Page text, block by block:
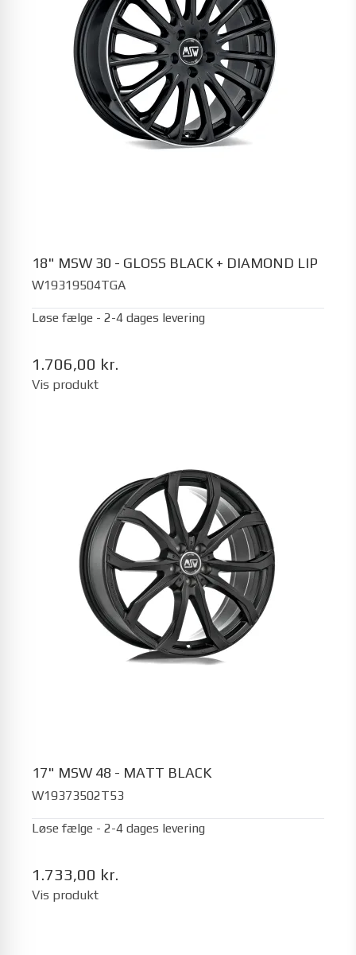
18" MSW 30 - GLOSS BLACK + DIAMOND LIP
W19319504TGA
Løse fælge - 2-4 dages levering
1.706,00 kr.
Vis produkt
17" MSW 48 - MATT BLACK
W19373502T53
Løse fælge - 2-4 dages levering
1.733,00 kr.
Vis produkt